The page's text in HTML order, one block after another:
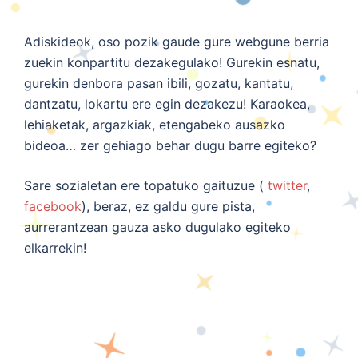
Adiskideok, oso pozik gaude gure webgune berria
zuekin konpartitu dezakegulako! Gurekin esnatu,
gurekin denbora pasan ibili, gozatu, kantatu,
dantzatu, lokartu ere egin dezakezu! Karaokea,
lehiaketak, argazkiak, etengabeko ausazko
bideoa… zer gehiago behar dugu barre egiteko?
Sare sozialetan ere topatuko gaituzue ( twitter,
facebook), beraz, ez galdu gure pista,
aurrerantzean gauza asko dugulako egiteko
elkarrekin!